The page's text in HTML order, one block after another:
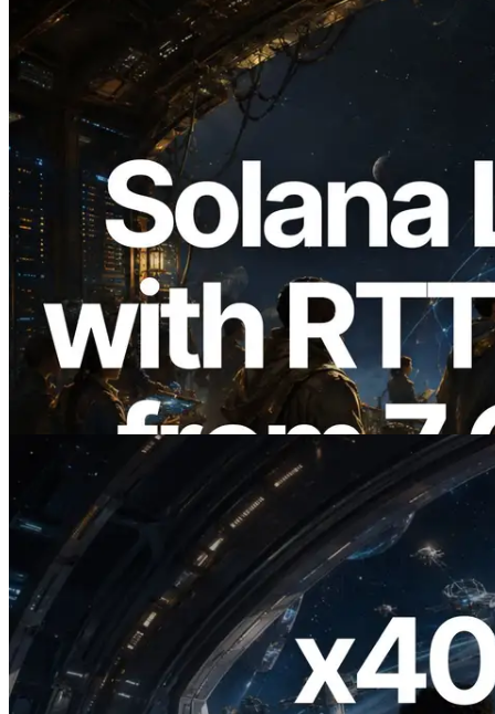
2026.08.05
ERPC Memperluas Solana Leader Slot
API dengan Pengukuran Ping dari 7
Region Global — Validators Information
API Juga Diluncurkan
2026.07.04